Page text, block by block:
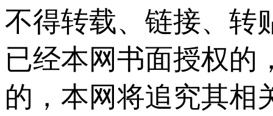
不得转载、链接、转
已经本网书面授权的
的，本网将追究其相